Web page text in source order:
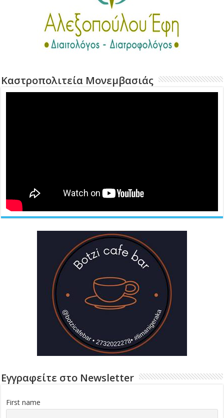
Καστροπολιτεία Μονεμβασιάς
Εγγραφείτε στο Newsletter
First name